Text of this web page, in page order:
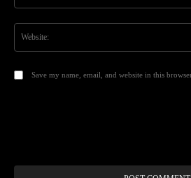
Save my name, email, and website in this